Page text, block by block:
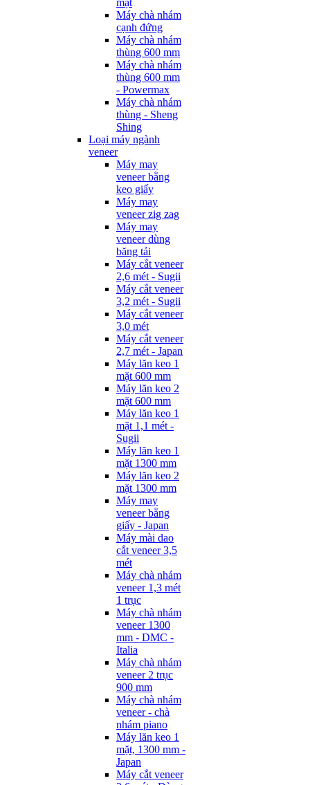
mặt
Máy chà nhám
cạnh đứng
Máy chà nhám
thùng 600 mm
Máy chà nhám
thùng 600 mm
- Powermax
Máy chà nhám
thùng - Sheng
Shing
Loại máy ngành
veneer
Máy may
veneer bằng
keo giấy
Máy may
veneer zig zag
Máy may
veneer dùng
băng tải
Máy cắt veneer
2,6 mét - Sugii
Máy cắt veneer
3,2 mét - Sugii
Máy cắt veneer
3,0 mét
Máy cắt veneer
2,7 mét - Japan
Máy lăn keo 1
mặt 600 mm
Máy lăn keo 2
mặt 600 mm
Máy lăn keo 1
mặt 1,1 mét -
Sugii
Máy lăn keo 1
mặt 1300 mm
Máy lăn keo 2
mặt 1300 mm
Máy may
veneer bằng
giấy - Japan
Máy mài dao
cắt veneer 3,5
mét
Máy chà nhám
veneer 1,3 mét
1 trục
Máy chà nhám
veneer 1300
mm - DMC -
Italia
Máy chà nhám
veneer 2 trục
900 mm
Máy chà nhám
veneer - chà
nhám piano
Máy lăn keo 1
mặt, 1300 mm -
Japan
Máy cắt veneer